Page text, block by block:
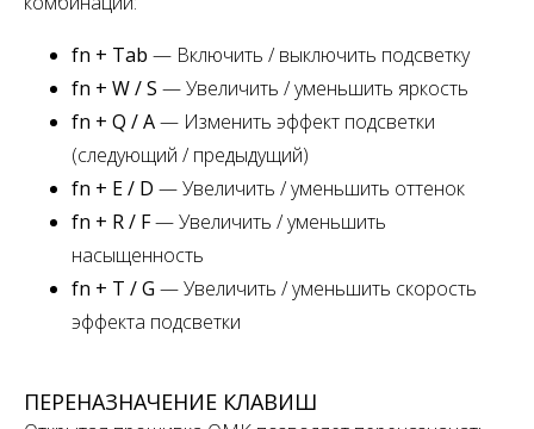
fn + Tab — Включить / выключить подсветку
fn + W / S — Увеличить / уменьшить яркость
fn + Q / A— Изменить эффект подсветки
(следующий / предыдущий)
fn + E / D — Увеличить / уменьшить оттенок
fn + R / F— Увеличить / уменьшить
насыщенность
fn + T / G — Увеличить / уменьшить скорость
эффекта подсветки
ПЕРЕНАЗНАЧЕНИЕ КЛАВИШ